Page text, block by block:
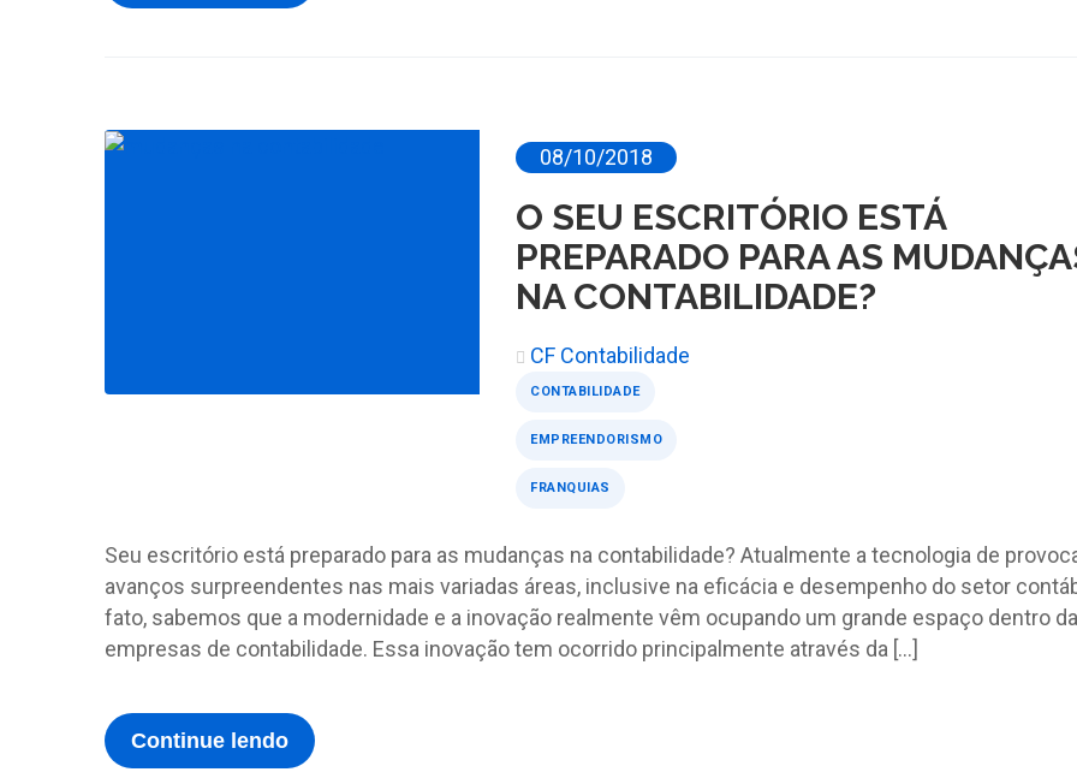
08/10/2018
O SEU ESCRITÓRIO ESTÁ
PREPARADO PARA AS
NA CONTABILIDADE?
CF Contabilidade
CONTABILIDADE
EMPREENDORISMO
FRANQUIAS
Seu escritório está preparado para as mudanças na contabilidade? Atualmente a tecnologia de
avanços surpreendentes nas mais variadas áreas, inclusive na eficácia e desempenho do setor
fato, sabemos que a modernidade e a inovação realmente vêm ocupando um grande espaço dentro
empresas de contabilidade. Essa inovação tem ocorrido principalmente através da […]
Continue lendo